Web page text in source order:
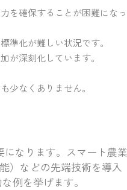
を確保することが困難になっ
準化が難しい状況です。
が深刻化しています。
少なくありません。
なります。スマート農業
）などの先端技術を導入
例を挙げます。